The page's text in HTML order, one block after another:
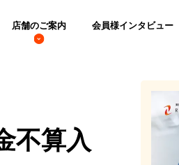
店舗のご案内 会員様インタビュー
不算入